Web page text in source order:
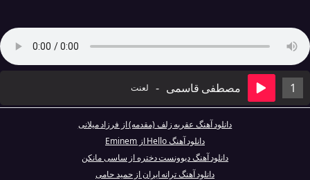
1 مصطفی قاسمی - لعنت
دانلود آهنگ عقربه زلف (مقدمه) از فرزاد میلانی
دانلود آهنگ Hello از Eminem
دانلود آهنگ دیوونست دختره از ساسی مانکن
دانلود آهنگ ترانه ایران از حمید حامی